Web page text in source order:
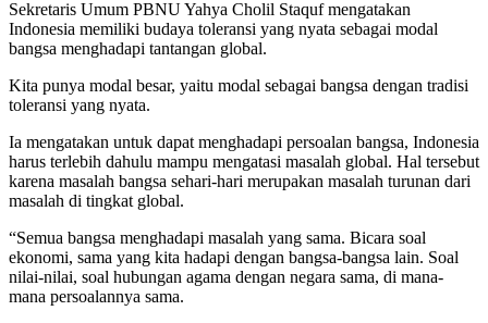
Sekretaris Umum PBNU Yahya Cholil Staquf mengatakan
Indonesia memiliki budaya toleransi yang nyata sebagai modal
bangsa menghadapi tantangan global.
Kita punya modal besar, yaitu modal sebagai bangsa dengan tradisi
toleransi yang nyata.
Ia mengatakan untuk dapat menghadapi persoalan bangsa, Indonesia
harus terlebih dahulu mampu mengatasi masalah global. Hal tersebut
karena masalah bangsa sehari-hari merupakan masalah turunan dari
masalah di tingkat global.
“Semua bangsa menghadapi masalah yang sama. Bicara soal
ekonomi, sama yang kita hadapi dengan bangsa-bangsa lain. Soal
nilai-nilai, soal hubungan agama dengan negara sama, di mana-
mana persoalannya sama.